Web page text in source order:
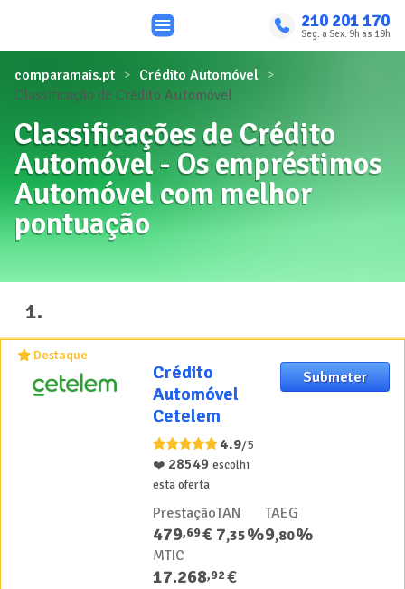
210 201 170
Seg. a Sex. 9h as 19h
comparamais.pt
Crédito Automóvel
Classificação de Crédito Automóvel
Classificações de Crédito
Automóvel - Os empréstimos
Automóvel com melhor
pontuação
1.
Destaque
Crédito
Automóvel
Cetelem
Crédito
Automóvel
Cetelem
4.9/5
❤️ 28549 escolhi
esta oferta
Prestação
479,69€
TAN
7,35%
TAEG
9,80%
MTIC
17.268,92€
Submeter